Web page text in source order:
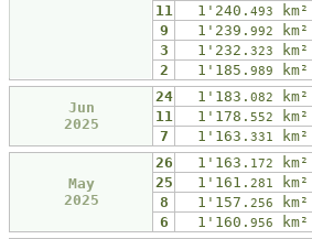
11
1'240. 493 km²
9
1'239. 992 km²
3
1'232. 323 km²
2
1'185. 989 km²
Jun
2025
24 1'183. 082 km²
11
1'178. 552 km²
7
1'163. 331 km²
May
2025
26 1'163. 172 km²
25
1'161. 281 km²
8
1'157. 256 km²
6
1'160. 956 km²